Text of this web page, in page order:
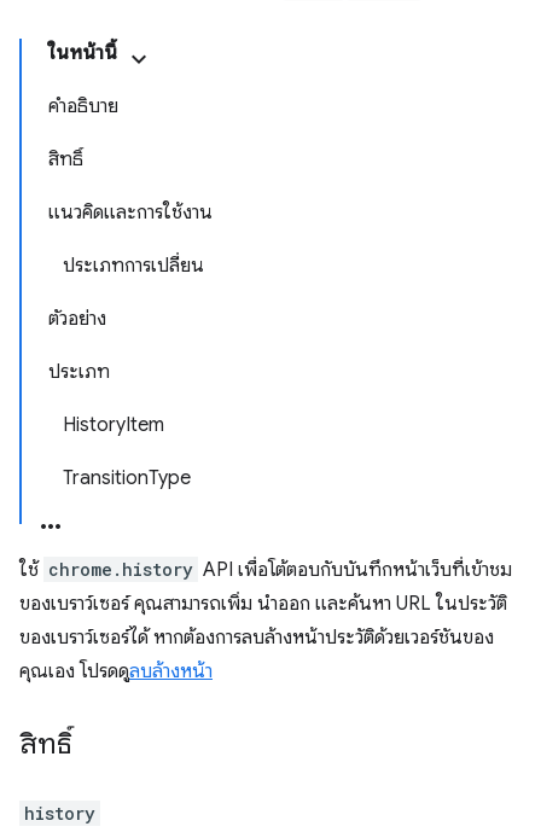
ในหน้านี้
คำอธิบาย
สิทธิ์
แนวคิดและการใช้งาน
ประเภทการเปลี่ยน
ตัวอย่าง
ประเภท
HistoryItem
TransitionType
ใช้ chrome.history API เพื่อโต้ตอบกับบันทึกหน้าเว็บที่เข้าชม
ของเบราว์เซอร์ คุณสามารถเพิ่ม นำออก และค้นหา URL ในประวัติ
ของเบราว์เซอร์ได้ หากต้องการลบล้างหน้าประวัติด้วยเวอร์ชันของ
คุณเอง โปรดดูลบล้างหน้า
สิทธิ์
history